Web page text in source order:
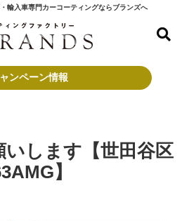
輸入車専門カーコーティングならブランズへ
ンペーン情報
いします【世田谷区
】